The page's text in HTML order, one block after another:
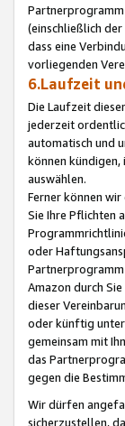
Partnerprogramm
(einschließlich
dass eine
vorliegenden
6.Laufzeit
Die Laufzeit
jederzeit
automatisch und
können
auswählen.
Ferner können
Sie Ihre Pflichten
oder
Partnerprogramm
Amazon durch
dieser
oder künftig
gemeinsam mit
das
gegen die
Wir dürfen
sicherzustellen,